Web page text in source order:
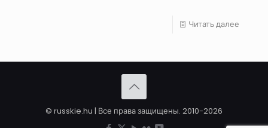
Читать далее
© russkie.hu | Все права защищены. 2010-2026